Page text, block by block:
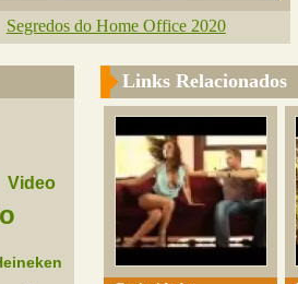
Segredos do Home Office 2020
Video
Links Relacionados